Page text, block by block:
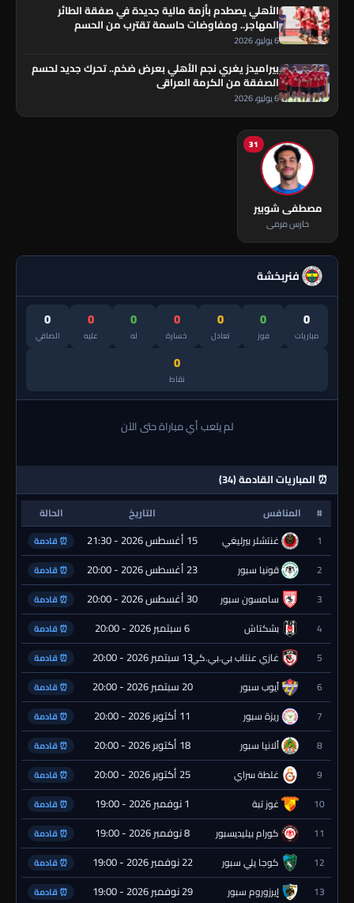
الأهلي يصطدم بأزمة مالية جديدة في صفقة الطائر
المهاجر.. ومفاوضات حاسمة تقترب من الحسم
6 يوليو، 2026
بيراميدز يغري نجم الأهلي بعرض ضخم.. تحرك جديد لحسم
الصفقة من الكرمة العراقي
6 يوليو، 2026
31
مصطفى شوبير
حارس مرمى
فنربخشة
0
مباريات
0
فوز
0
تعادل
0
خسارة
0
له
0
عليه
0
الصافي
0
نقاط
لم يلعب أي مباراة حتى الآن
⏰ المباريات القادمة (34)
# المنافس التاريخ
الحالة
1
غنتشلر بيرليغي 15 أغسطس 2026 - 21:30 ⏰ قادمة
2 قونيا سبور 23 أغسطس 2026 - 20:00 ⏰ قادمة
3 سامسون سبور 30 أغسطس 2026 - 20:00 ⏰ قادمة
4 بشكتاش 6 سبتمبر 2026 - 20:00 ⏰ قادمة
5 غازي عنتاب بي.بي.كي.13 سبتمبر 2026 - 20:00 ⏰ قادمة
6 أيوب سبور 20 سبتمبر 2026 - 20:00 ⏰ قادمة
7 ريزة سبور 11 أكتوبر 2026 - 20:00 ⏰ قادمة
8 ألانيا سبور 18 أكتوبر 2026 - 20:00 ⏰ قادمة
9 غلطة سراي 25 أكتوبر 2026 - 20:00 ⏰ قادمة
10 غوز تبة 1 نوفمبر 2026 - 19:00 ⏰ قادمة
11 كورام بيليديسبور 8 نوفمبر 2026 - 19:00 ⏰ قادمة
12 كوجا يلي سبور 22 نوفمبر 2026 - 19:00 ⏰ قادمة
13 إيرزوروم سبور 29 نوفمبر 2026 - 19:00 ⏰ قادمة